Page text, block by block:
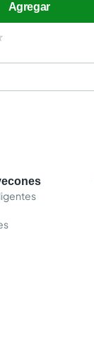
Agregar